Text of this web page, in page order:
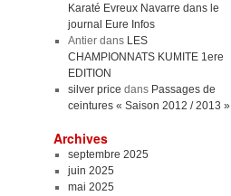
Karaté Evreux Navarre dans le
journal Eure Infos
Antierdans LES
CHAMPIONNATS KUMITE 1ere
EDITION
silver price dans Passages de
ceintures « Saison 2012 / 2013 »
Archives
septembre 2025
juin 2025
mai 2025